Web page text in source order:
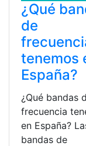
¿Qué
de
tenemos
España?
¿Qué bandas
frecuencia
en España?
bandas de